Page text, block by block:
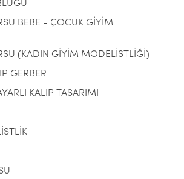
BEBE - ÇOCUK GİYİM
(KADIN GİYİM MODELİSTLİĞİ)
GERBER
KALIP TASARIMI